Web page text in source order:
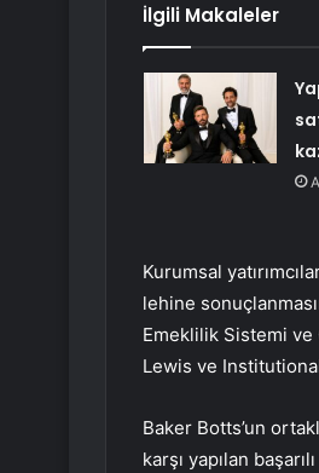
İlgili Makaleler
Kurumsal
lehine
Emeklilik Sistemi ve
Lewis ve
Baker Botts’un
karşı yapılan